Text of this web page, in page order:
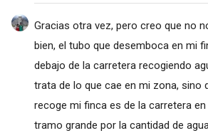
Gracias otra vez, pero creo que no
bien, el tubo que desemboca en mi
debajo de la carretera recogiendo
trata de lo que cae en mi zona, sino
recoge mi finca es de la carretera en
tramo grande por la cantidad de